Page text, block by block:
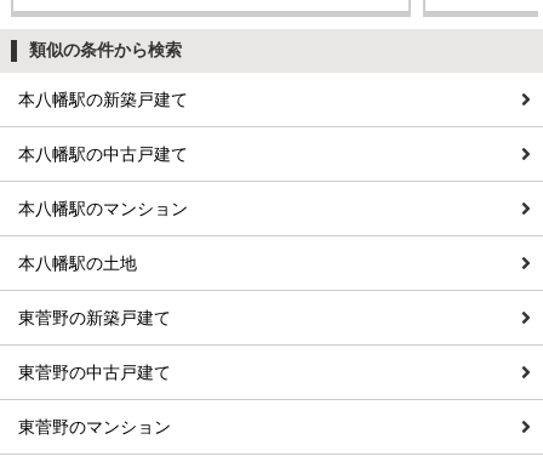
類似の条件から検索
本八幡駅の新築戸建て
本八幡駅の中古戸建て
本八幡駅のマンション
本八幡駅の土地
東菅野の新築戸建て
東菅野の中古戸建て
東菅野のマンション